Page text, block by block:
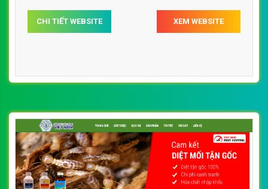
CHI TIẾT WEBSITE XEM WEBSITE